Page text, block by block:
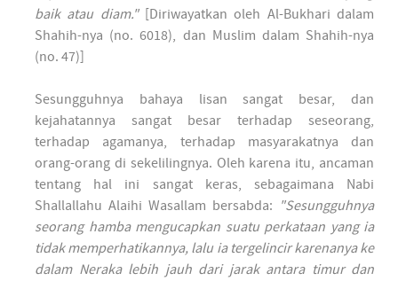
baik atau diam."[Diriwayatkan oleh Al-Bukhari dalam
Shahih-nya (no. 6018), dan Muslim dalam Shahih-nya
(no. 47)]
Sesungguhnya bahaya lisan sangat besar, dan
kejahatannya sangat besar terhadap seseorang,
terhadap agamanya, terhadap masyarakatnya dan
orang-orang di sekelilingnya. Oleh karena itu, ancaman
tentang hal ini sangat keras, sebagaimana Nabi
Shallallahu Alaihi Wasallam bersabda: "Sesungguhnya
seorang hamba mengucapkan suatu perkataan yang ia
tidak memperhatikannya, lalu ia tergelincir karenanya ke
dalam Neraka lebih jauh dari jarak antara timur dan